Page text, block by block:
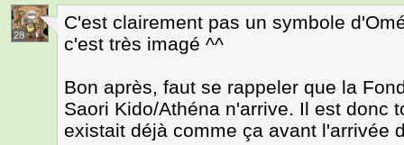
28
C'est clairement pas un symbole
c'est très imagé ^^
Bon après, faut se rappeler que la
Saori Kido/Athéna n'arrive. Il est donc
existait déjà comme ça avant l'arrivée